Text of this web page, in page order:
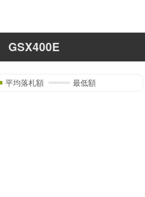
GSX400E
平均落札額 最低額